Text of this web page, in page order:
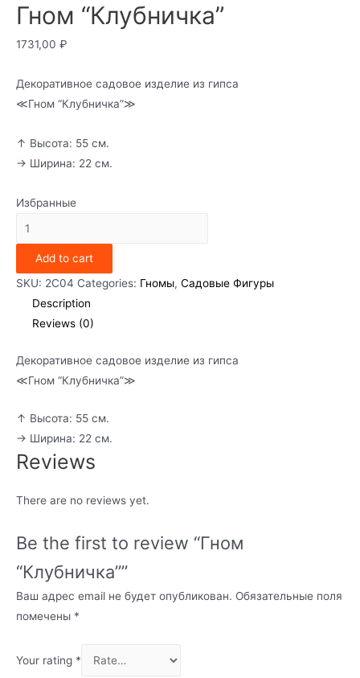
Гном “Клубничка”
1731,00 ₽
Декоративное садовое изделие из гипса
≪Гном “Клубничка”≫
↑ Высота: 55 см.
→ Ширина: 22 см.
Избранные
Гном
"Клубничка"
quantity
Add to cart
SKU: 2С04 Categories: Гномы, Садовые Фигуры
Description
Reviews (0)
Декоративное садовое изделие из гипса
≪Гном “Клубничка”≫
↑ Высота: 55 см.
→ Ширина: 22 см.
Reviews
There are no reviews yet.
Be the first to review “Гном
“Клубничка””
Ваш адрес email не будет опубликован. Обязательные поля
помечены *
Your rating *